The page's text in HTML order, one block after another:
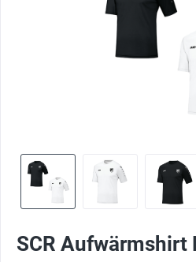
SCR Aufwärmshirt